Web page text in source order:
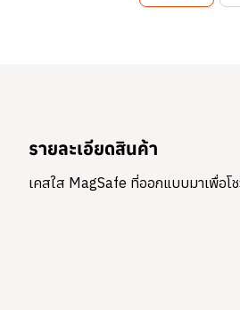
รายละเอียดสินค้า
เคสใส MagSafe ที่ออกแบบมาเพื่อ